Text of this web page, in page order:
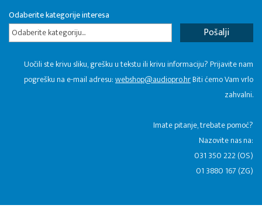
Odaberite kategorije interesa
Odaberite kategoriju...
Uočili ste krivu sliku, grešku u tekstu ili krivu informaciju? Prijavite nam
pogrešku na e-mail adresu:webshop@audiopro.hrBiti ćemo Vam vrlo
zahvalni.
​Imate pitanje, trebate pomoć?
Nazovite nas na:
031 350 222 (OS)
01 3880 167 (ZG)